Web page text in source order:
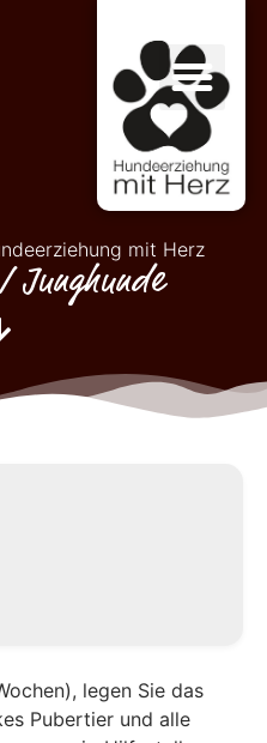
mit Herz
Junghunde
legen Sie das
Pubertier und alle